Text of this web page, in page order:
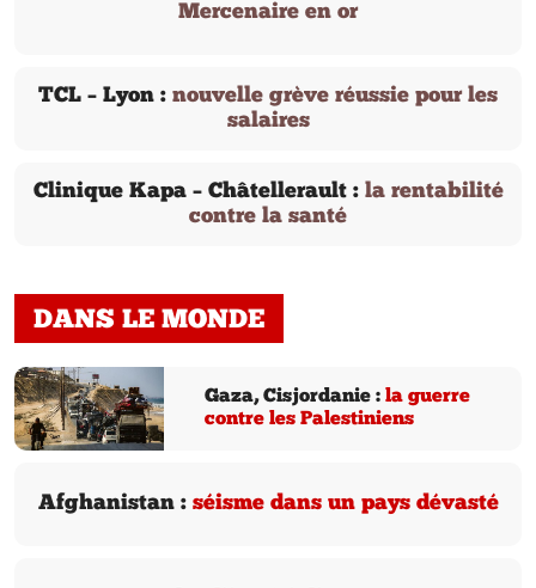
Mercenaire en or
TCL – Lyon : nouvelle grève réussie pour les
salaires
Clinique Kapa – Châtellerault : la rentabilité
contre la santé
DANS LE MONDE
Gaza, Cisjordanie : la guerre
contre les Palestiniens
Afghanistan : séisme dans un pays dévasté